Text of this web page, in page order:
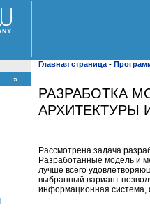
Главная страница -
РАЗРАБОТКА
Рассмотрена задача
Разработанные модель и
лучше всего
выбранный вариант
информационная система,